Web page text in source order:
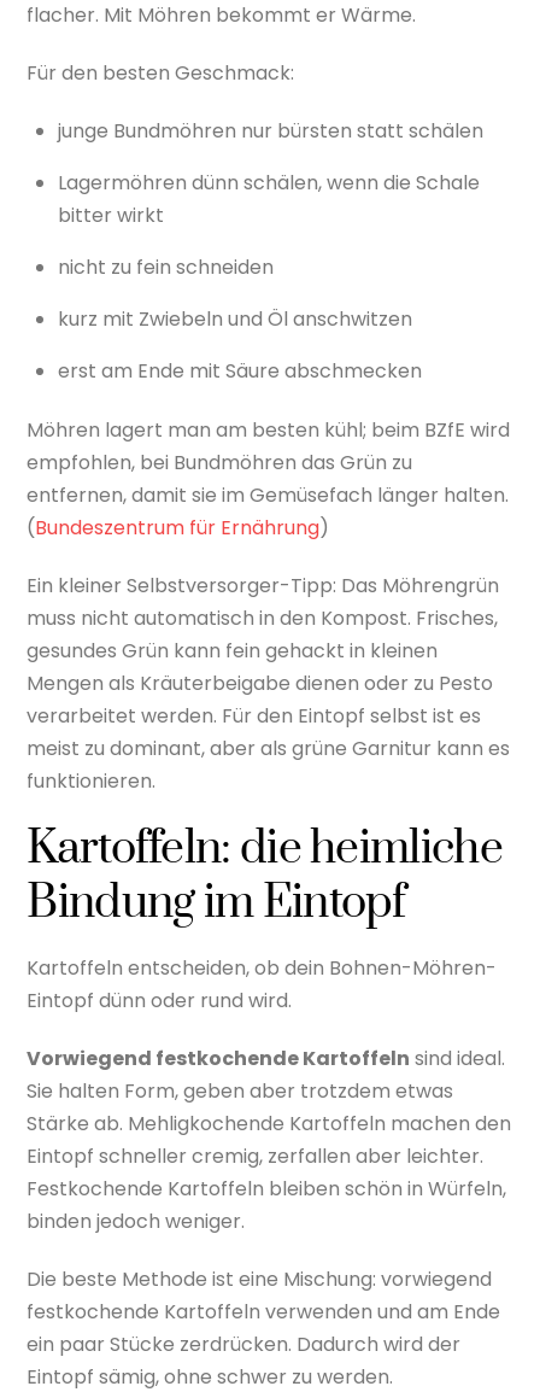
flacher. Mit Möhren bekommt er Wärme.
Für den besten Geschmack:
junge Bundmöhren nur bürsten statt schälen
Lagermöhren dünn schälen, wenn die Schale
bitter wirkt
nicht zu fein schneiden
kurz mit Zwiebeln und Öl anschwitzen
erst am Ende mit Säure abschmecken
Möhren lagert man am besten kühl; beim BZfE wird
empfohlen, bei Bundmöhren das Grün zu
entfernen, damit sie im Gemüsefach länger halten.
(Bundeszentrum für Ernährung)
Ein kleiner Selbstversorger-Tipp: Das Möhrengrün
muss nicht automatisch in den Kompost. Frisches,
gesundes Grün kann fein gehackt in kleinen
Mengen als Kräuterbeigabe dienen oder zu Pesto
verarbeitet werden. Für den Eintopf selbst ist es
meist zu dominant, aber als grüne Garnitur kann es
funktionieren.
Kartoffeln: die heimliche
Bindung im Eintopf
Kartoffeln entscheiden, ob dein Bohnen-Möhren-
Eintopf dünn oder rund wird.
Vorwiegend festkochende Kartoffeln sind ideal.
Sie halten Form, geben aber trotzdem etwas
Stärke ab. Mehligkochende Kartoffeln machen den
Eintopf schneller cremig, zerfallen aber leichter.
Festkochende Kartoffeln bleiben schön in Würfeln,
binden jedoch weniger.
Die beste Methode ist eine Mischung: vorwiegend
festkochende Kartoffeln verwenden und am Ende
ein paar Stücke zerdrücken. Dadurch wird der
Eintopf sämig, ohne schwer zu werden.